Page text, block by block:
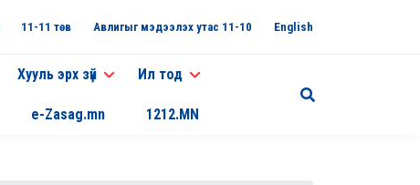
11-11 төв Авлигыг мэдээлэх утас 11-10 English
Хууль эрх зүй Ил тод
e-Zasag.mn 1212.MN